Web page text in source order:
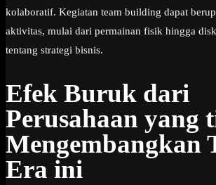
kolaboratif. Kegiatan team building dapat
aktivitas, mulai dari permainan fisik hingga
tentang strategi bisnis.
Efek Buruk dari
Perusahaan yang
Mengembangkan
Era ini